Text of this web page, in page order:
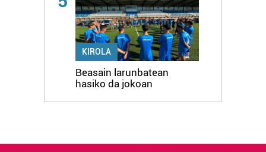
KIROLA
Beasain larunbatean
hasiko da jokoan